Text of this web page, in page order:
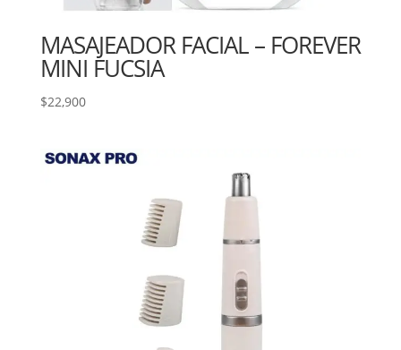
MASAJEADOR FACIAL – FOREVER
MINI FUCSIA
$22,900